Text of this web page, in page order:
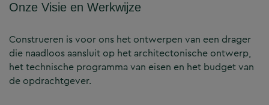
Onze Visie en Werkwijze
Construeren is voor ons het ontwerpen van een drager
die naadloos aansluit op het architectonische ontwerp,
het technische programma van eisen en het budget van
de opdrachtgever.